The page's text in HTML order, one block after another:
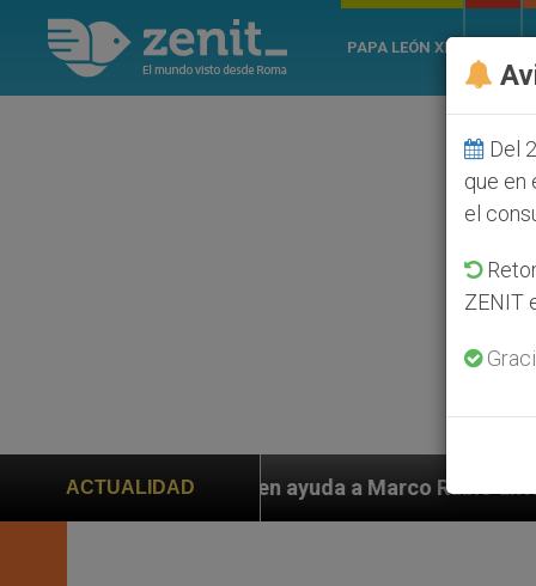
PAPA LEÓN XIV
ACTUALIDAD
ayuda a Marco Rubio ante persecución de
Del
que en
el
ZENIT